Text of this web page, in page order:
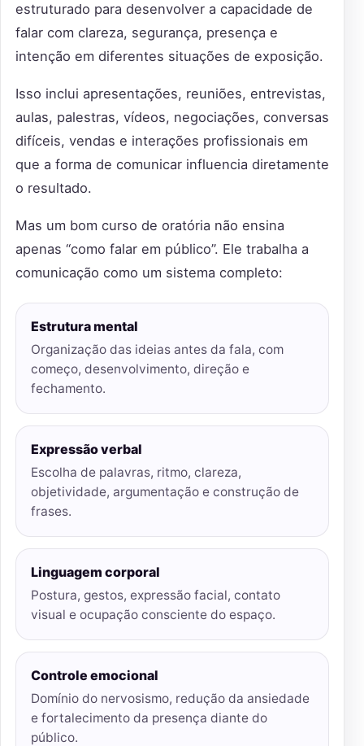
estruturado para desenvolver a capacidade de
falar com clareza, segurança, presença e
intenção em diferentes situações de exposição.
Isso inclui apresentações, reuniões, entrevistas,
aulas, palestras, vídeos, negociações, conversas
difíceis, vendas e interações profissionais em
que a forma de comunicar influencia diretamente
o resultado.
Mas um bom curso de oratória não ensina
apenas “como falar em público”. Ele trabalha a
comunicação como um sistema completo:
Estrutura mental
Organização das ideias antes da fala, com
começo, desenvolvimento, direção e
fechamento.
Expressão verbal
Escolha de palavras, ritmo, clareza,
objetividade, argumentação e construção de
frases.
Linguagem corporal
Postura, gestos, expressão facial, contato
visual e ocupação consciente do espaço.
Controle emocional
Domínio do nervosismo, redução da ansiedade
e fortalecimento da presença diante do
público.